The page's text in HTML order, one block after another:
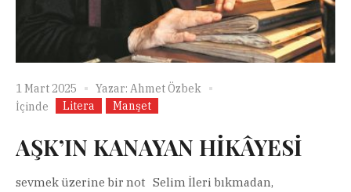
1 Mart 2025 Yazar: Ahmet Özbek
İçinde
Litera Manşet
AŞK’IN KANAYAN HİKÂYESİ
sevmek üzerine bir not Selim İleri bıkmadan,